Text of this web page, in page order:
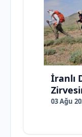
İranlı
03 Ağu